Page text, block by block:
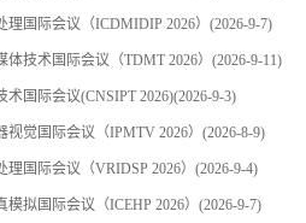
国际会议（ICDMIDIP 2026） (2026-9-7)
技术国际会议（TDMT 2026） (2026-9-11)
国际会议(CNSIPT 2026)(2026-9-3)
觉国际会议（IPMTV 2026） (2026-8-9)
国际会议（VRIDSP 2026） (2026-9-4)
拟国际会议（ICEHP 2026） (2026-9-7)